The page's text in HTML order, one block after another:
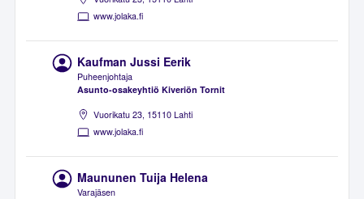
www.jolaka.fi
Kaufman Jussi Eerik
Puheenjohtaja
Asunto-osakeyhtiö Kiveriön Tornit
Vuorikatu 23, 15110 Lahti
www.jolaka.fi
Maununen Tuija Helena
Varajäsen